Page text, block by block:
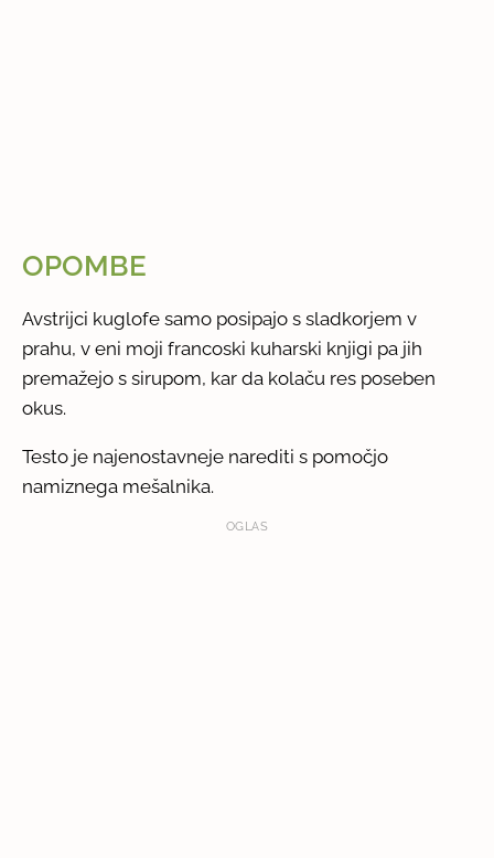
OPOMBE
Avstrijci kuglofe samo posipajo s sladkorjem v
prahu, v eni moji francoski kuharski knjigi pa jih
premažejo s sirupom, kar da kolaču res poseben
okus.
Testo je najenostavneje narediti s pomočjo
namiznega mešalnika.
OGLAS